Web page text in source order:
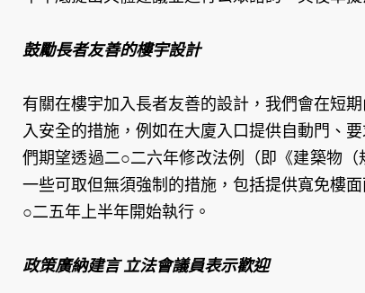
鼓勵長者友善的樓宇設計
有關在樓宇加入長者友善的設計，我們會在短
入安全的措施，例如在大廈入口提供自動門、
們期望透過二○二六年修改法例（即《建築物
一些可取但無須強制的措施，包括提供寬免樓
○二五年上半年開始執行。
政策廣納建言 立法會議員表示歡迎